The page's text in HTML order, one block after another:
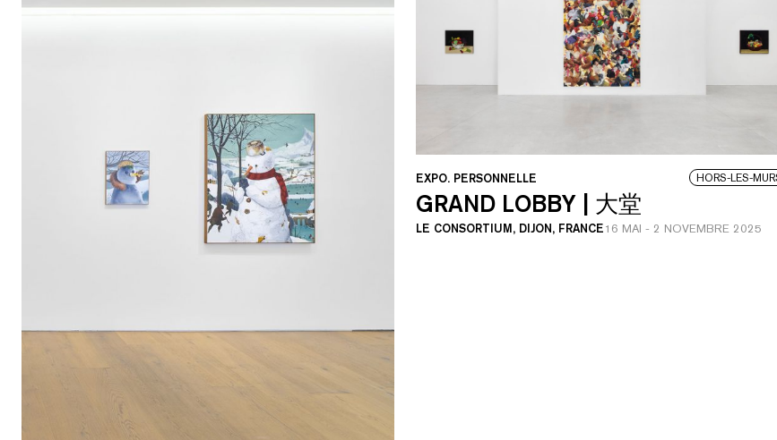
EXPO. PERSONNELLE HORS-LES-
GRAND LOBBY | 大堂
LE CONSORTIUM, DIJON, FRANCE16 MAI - 2 NOVEMBRE 2025